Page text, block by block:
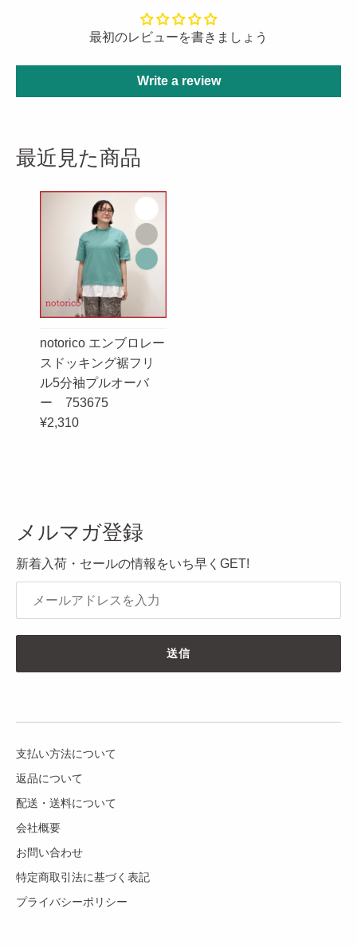
最初のレビューを書きましょう
Write a review
最近見た商品
notorico エンブロレー
スドッキング裾フリ
ル5分袖プルオーバ
ー 753675
¥2,310
メルマガ登録
新着入荷・セールの情報をいち早くGET!
送信
支払い方法について
返品について
配送・送料について
会社概要
お問い合わせ
特定商取引法に基づく表記
プライバシーポリシー